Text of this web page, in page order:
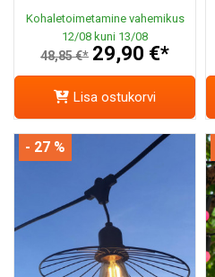
Kohaletoimetamine vahemikus
12/08 kuni 13/08
48,85 €* 29,90 €*
Lisa ostukorvi
- 27 %